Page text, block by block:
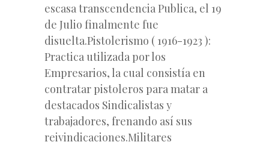
escasa transcendencia Publica, el 19
de Julio finalmente fue
disuelta.Pistolerismo ( 1916-1923 ):
Practica utilizada por los
Empresarios, la cual consistía en
contratar pistoleros para matar a
destacados Sindicalistas y
trabajadores, frenando así sus
reivindicaciones.Militares